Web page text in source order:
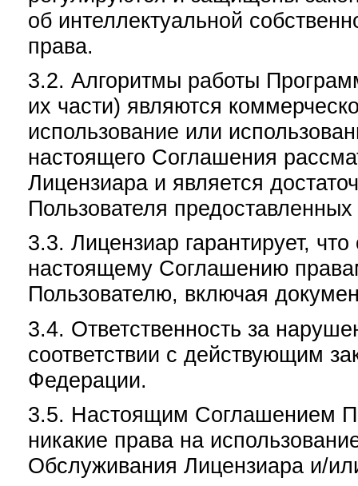
об интеллектуальной
права.
3.2. Алгоритмы работы
их части) являются
использование или
настоящего Соглашения
Лицензиара и является
Пользователя
3.3. Лицензиар гарантирует,
настоящему Соглашению
Пользователю, включая
3.4. Ответственность за
соответствии с действующим
Федерации.
3.5. Настоящим Соглашением
никакие права на
Обслуживания Лицензиара и/